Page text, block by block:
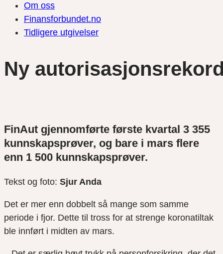
Om oss
Finansforbundet.no
Tidligere utgivelser
Ny
FinAut gjennomførte første kvartal 3 355
kunnskapsprøver, og bare i mars flere
enn 1 500 kunnskapsprøver.
Tekst og foto: Sjur Anda
Det er mer enn dobbelt så mange som samme
periode i fjor. Dette til tross for at strenge koronatiltak
ble innført i midten av mars.